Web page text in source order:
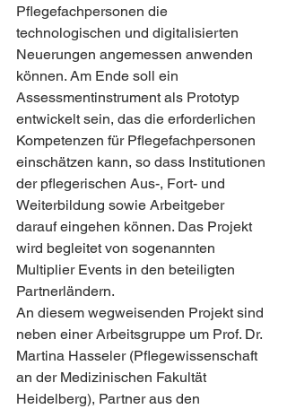
Pflegefachpersonen die
technologischen und digitalisierten
Neuerungen angemessen anwenden
können. Am Ende soll ein
Assessmentinstrument als Prototyp
entwickelt sein, das die erforderlichen
Kompetenzen für Pflegefachpersonen
einschätzen kann, so dass Institutionen
der pflegerischen Aus-, Fort- und
Weiterbildung sowie Arbeitgeber
darauf eingehen können. Das Projekt
wird begleitet von sogenannten
Multiplier Events in den beteiligten
Partnerländern.
An diesem wegweisenden Projekt sind
neben einer Arbeitsgruppe um Prof. Dr.
Martina Hasseler (Pflegewissenschaft
an der Medizinischen Fakultät
Heidelberg), Partner aus den